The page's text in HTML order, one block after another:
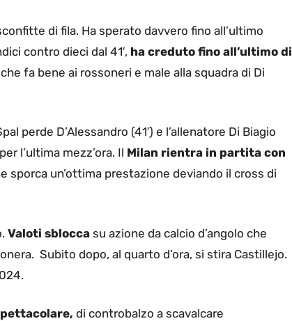
di fila. Ha sperato davvero fino all’ultimo
contro dieci dal 41′, ha creduto fino all’ultimo di
fa bene ai rossoneri e male alla squadra di Di
perde D’Alessandro (41′) e l’allenatore Di Biagio
l’ultima mezz’ora. Il Milan rientra in partita con
sporca un’ottima prestazione deviando il cross di
Valoti sblocca su azione da calcio d’angolo che
Subito dopo, al quarto d’ora, si stira Castillejo.
di controbalzo a scavalcare